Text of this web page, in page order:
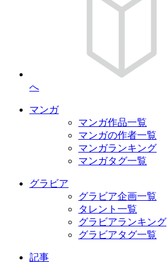
へ
マンガ
マンガ作品一覧
マンガの作者一覧
マンガランキング
マンガタグ一覧
グラビア
グラビア企画一覧
タレント一覧
グラビアランキング
グラビアタグ一覧
記事